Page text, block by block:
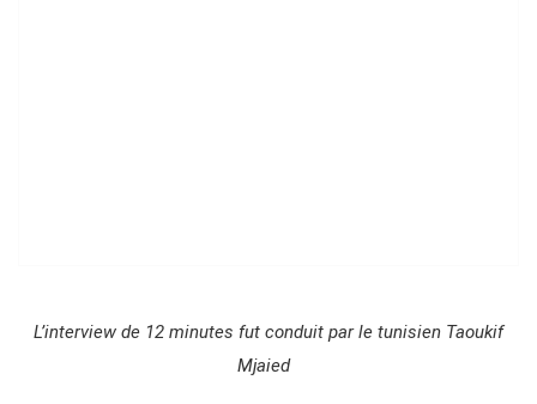
L’interview de 12 minutes fut conduit par le tunisien Taoukif
Mjaied